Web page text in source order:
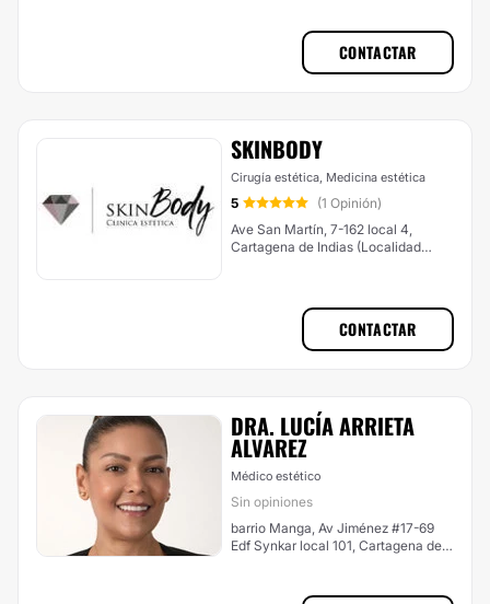
CONTACTAR
SKINBODY
Cirugía estética, Medicina estética
5
(1 Opinión)
Ave San Martín, 7-162 local 4,
Cartagena de Indias (Localidad
CONTACTAR
DRA. LUCÍA ARRIETA
ALVAREZ
Médico estético
Sin opiniones
barrio Manga, Av Jiménez #17-69
Edf Synkar local 101, Cartagena de